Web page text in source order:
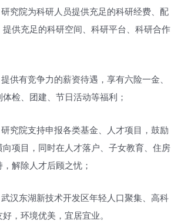
研究院为科研人员提供充足的科研经费、配
供充足的科研空间、科研平台、科研合作
提供有竞争力的薪资待遇，享有六险一金、
检、团建、节日活动等福利；
研究院支持申报各类基金、人才项目，鼓励
项目，同时在人才落户、子女教育、住房
解除人才后顾之忧；
武汉东湖新技术开发区年轻人口聚集、高科
，环境优美，宜居宜业。